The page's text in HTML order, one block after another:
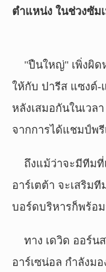
ตำแหน่ง ในช่วงซัม
"ปืนใหญ่" เพิ่งผิด
ให้กับ ปารีส แซงต์-
หลังเสมอกันในเวล
จากการได้แชมป์พรี
ถึงแม้ว่าจะมีทีมที่
อาร์เตต้า จะเสริม
บอร์ดบริหารก็พร้อ
ทาง เดวิด ออร์น
อาร์เซน่อล กำลังม
2026